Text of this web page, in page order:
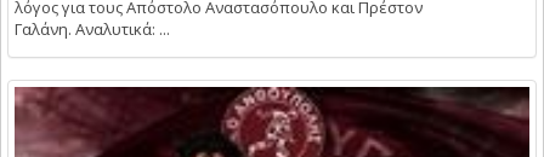
λόγος για τους Απόστολο Αναστασόπουλο και Πρέστον
Γαλάνη. Αναλυτικά: ...